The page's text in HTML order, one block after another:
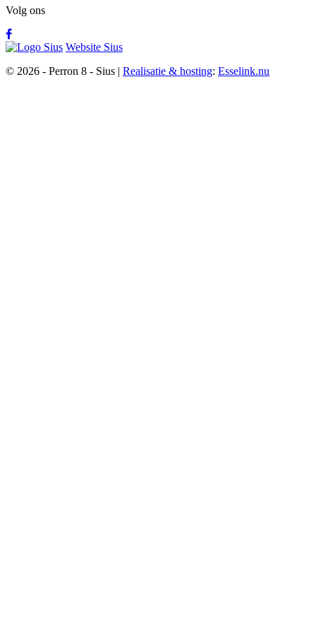
Volg ons
Website Sius
© 2026 - Perron 8 - Sius | Realisatie & hosting: Esselink.nu